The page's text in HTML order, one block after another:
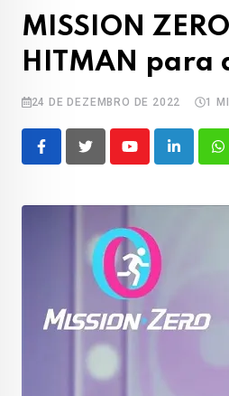
MISSION
HITMAN para
24 DE DEZEMBRO DE 2022 1
YoutubeLinkedIn